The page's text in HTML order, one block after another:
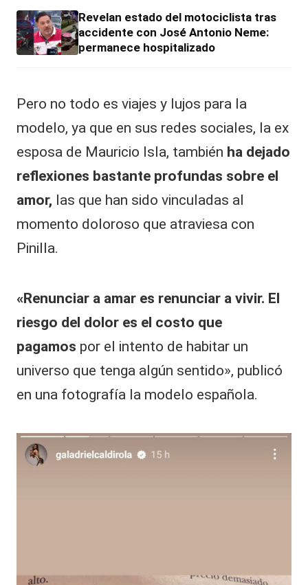
Revelan estado del motociclista tras
accidente con José Antonio Neme:
permanece hospitalizado
Pero no todo es viajes y lujos para la
modelo, ya que en sus redes sociales, la ex
esposa de Mauricio Isla, también ha dejado
reflexiones bastante profundas sobre el
amor, las que han sido vinculadas al
momento doloroso que atraviesa con
Pinilla.
«Renunciar a amar es renunciar a vivir. El
riesgo del dolor es el costo que
pagamos por el intento de habitar un
universo que tenga algún sentido», publicó
en una fotografía la modelo española.